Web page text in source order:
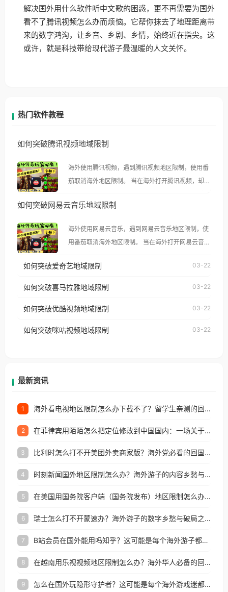
解决国外用什么软件听中文歌的困惑，更不再需要为国外
看不了腾讯视频怎么办而烦恼。它帮你抹去了地理距离带
来的数字鸿沟，让乡音、乡剧、乡情，始终近在指尖。这
或许，就是科技带给现代游子最温暖的人文关怀。
热门软件教程
如何突破腾讯视频地域限制
海外使用腾讯视频，遇到腾讯视频地区限制，使用番
茄取消海外地区限制。 当在海外打开腾讯视频，却突
示语。 海外用户如香港、澳门、台湾、美国、加拿
像其他音乐平台一样，出现地区及版权限制问题，且
仅能在中国大陆地区播放。 遇到这个问题的朋友们，
台湾、美国、加拿大、澳大利亚、欧洲等国家和地区
权限制所困扰。
如何突破网易云音乐地域限制
海外使用网易云音乐，遇到网易云音乐地区限制，使
用番茄取消海外地区限制。 当在海外打开网易云音
播放”的提示语。 海外用户如香港、澳门、台湾、美
制问题，且仅能在中国大陆地区播放。 遇到这个问题
户收听网易云音乐地区版权限制」的问题，无论人在
如何突破爱奇艺地域限制 03-22
如何突破喜马拉雅地域限制 03-22
如何突破优酷视频地域限制 03-22
如何突破咪咕视频地域限制 03-22
最新资讯
1 海外看电视地区限制怎么办下载不了？留学生亲测的回国加速方案（附2026世界杯观赛技巧）
2 在菲律宾用陌陌怎么把定位修改到中国国内：一场关于归属感与连接的探索
3 比利时怎么打不开美团外卖商家版？海外党必看的回国加速全攻略
4 时刻新闻国外地区限制怎么办？海外游子的内容乡愁与破局之路
5 在美国用国务院客户端（国务院发布）地区限制怎么办？3步解决海外看国内内容难题
6 瑞士怎么打不开蒙速办？海外游子的数字乡愁与破局之路
7 B站会员在国外能用吗知乎？这可能是每个海外游子都问过的问题
8 在越南用乐视视频地区限制怎么办？海外华人必备的回国加速攻略
9 怎么在国外玩隐形守护者？这可能是每个海外游戏迷都问过的问题